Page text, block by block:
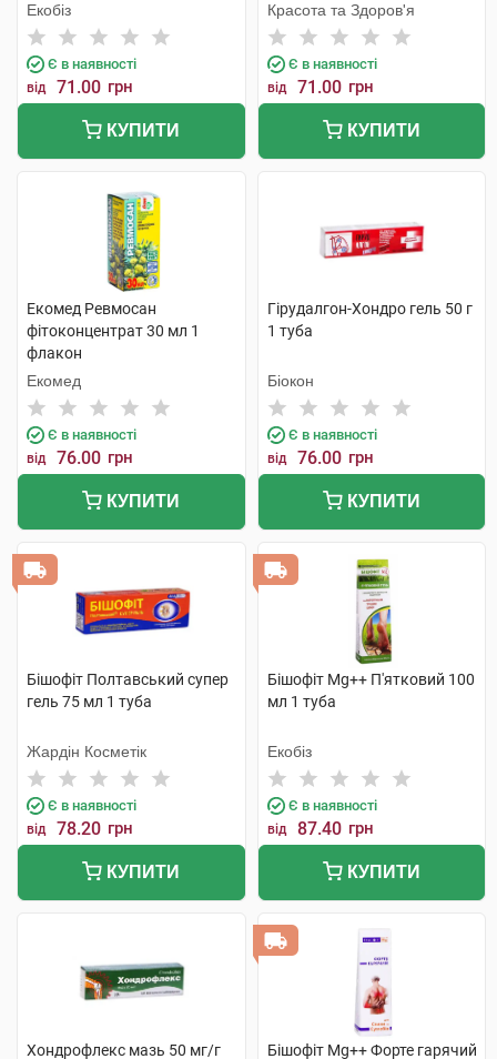
Екобіз
Є в наявності
від 71.00 грн
КУПИТИ
Красота та Здоров'я
Є в наявності
від 71.00 грн
КУПИТИ
Екомед Ревмосан
фітоконцентрат 30 мл 1
флакон
Екомед
Є в наявності
від 76.00 грн
КУПИТИ
Гірудалгон-Хондро гель 50 г
1 туба
Біокон
Є в наявності
від 76.00 грн
КУПИТИ
Бішофіт Полтавський супер
гель 75 мл 1 туба
Жардін Косметік
Є в наявності
від 78.20 грн
КУПИТИ
Бішофіт Mg++ П'ятковий 100
мл 1 туба
Екобіз
Є в наявності
від 87.40 грн
КУПИТИ
Хондрофлекс мазь 50 мг/г Бішофіт Mg++ Форте гарячий